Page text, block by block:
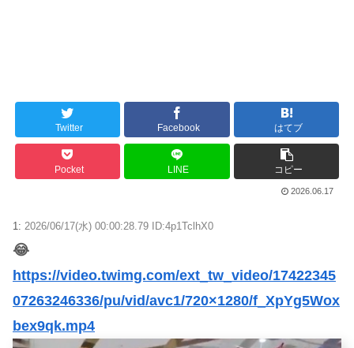
Twitter Facebook はてブ
Pocket LINE コピー
2026.06.17
1: 2026/06/17(水) 00:00:28.79 ID:4p1TclhX0
😂
https://video.twimg.com/ext_tw_video/17422345
07263246336/pu/vid/avc1/720×1280/f_XpYg5Wox
bex9qk.mp4